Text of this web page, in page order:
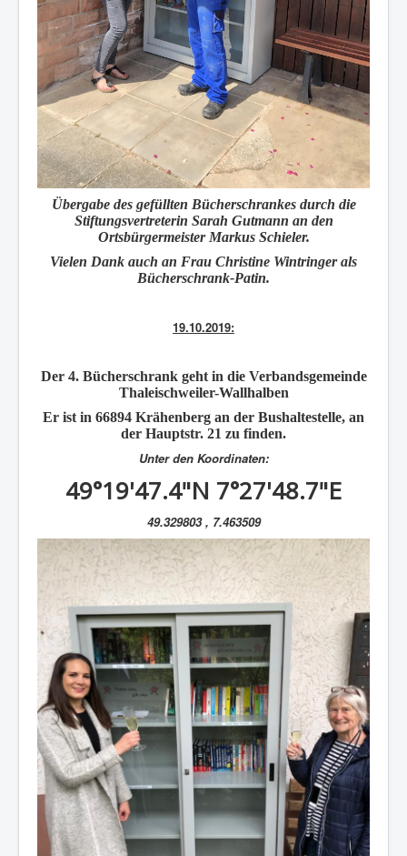
Übergabe des gefüllten Bücherschrankes durch die
Stiftungsvertreterin Sarah Gutmann an den
Ortsbürgermeister Markus Schieler.
Vielen Dank auch an Frau Christine Wintringer als
Bücherschrank-Patin.
19.10.2019:
Der 4. Bücherschrankgeht in die Verbandsgemeinde
Thaleischweiler-Wallhalben
Er ist in 66894 Krähenberg an der Bushaltestelle, an
der Hauptstr. 21 zu finden.
Unter den Koordinaten:
49°19'47.4"N 7°27'48.7"E
49.329803 , 7.463509